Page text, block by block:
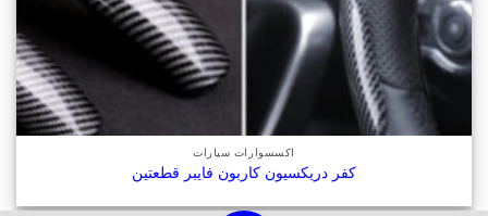
اكسسوارات سيارات
كفر دريكسيون كاربون فايبر قطعتين